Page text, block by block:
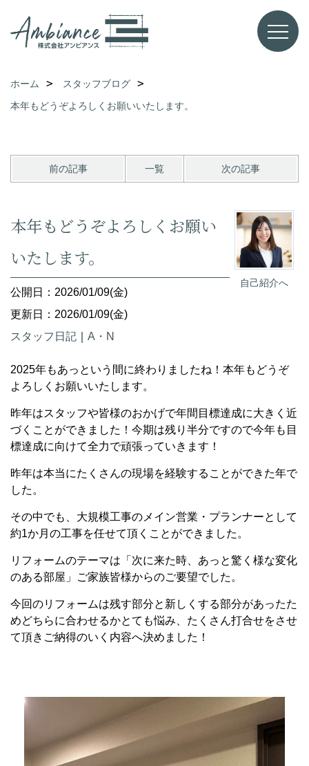
ホーム
スタッフブログ
本年もどうぞよろしくお願いいたします。
前の記事 一覧 次の記事
自己紹介へ
本年もどうぞよろしくお願い
いたします。
公開日：2026/01/09(金)
更新日：2026/01/09(金)
スタッフ日記
A・N
2025年もあっという間に終わりましたね！本年もどうぞ
よろしくお願いいたします。
昨年はスタッフや皆様のおかげで年間目標達成に大きく近
づくことができました！今期は残り半分ですので今年も目
標達成に向けて全力で頑張っていきます！
昨年は本当にたくさんの現場を経験することができた年で
した。
その中でも、大規模工事のメイン営業・プランナーとして
約1か月の工事を任せて頂くことができました。
リフォームのテーマは「次に来た時、あっと驚く様な変化
のある部屋」ご家族皆様からのご要望でした。
今回のリフォームは残す部分と新しくする部分があったた
めどちらに合わせるかとても悩み、たくさん打合せをさせ
て頂きご納得のいく内容へ決めました！